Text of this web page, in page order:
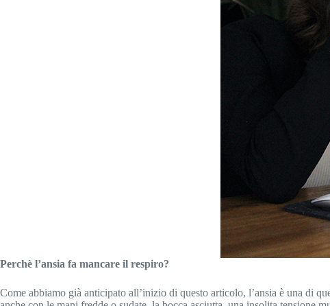
Perchè l’ansia fa mancare il respiro?
Come abbiamo già anticipato all’inizio di questo articolo, l’ansia è una di